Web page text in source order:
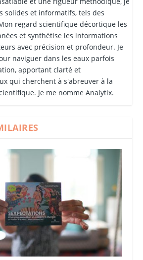
solides et informatifs, tels des
regard scientifique décortique les
et synthétise les informations
avec précision et profondeur. Je
naviguer dans les eaux parfois
apportant clarté et
qui cherchent à s'abreuver à la
Je me nomme Analytix.